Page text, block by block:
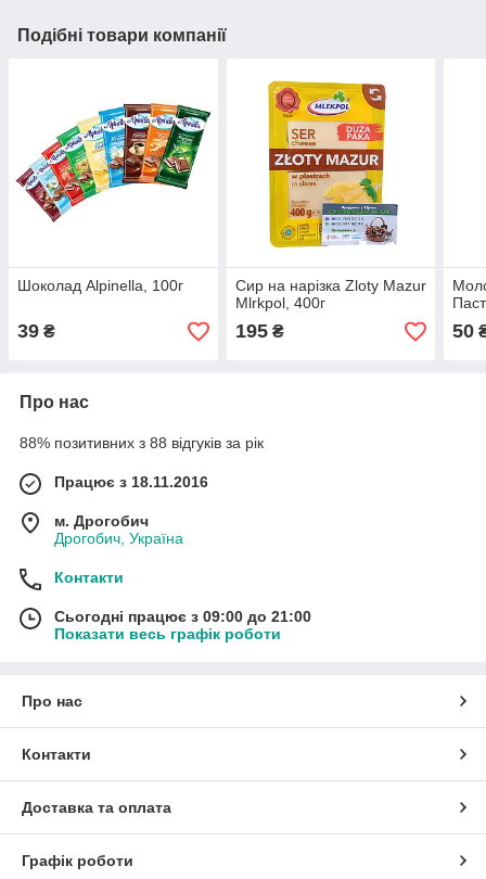
Подібні товари компанії
Шоколад Alpinella, 100г
39 ₴
Сир на нарізка Zloty Mazur
Mlrkpol, 400г
195₴ 50
Про нас
88% позитивних з 88 відгуків за рік
Працює з 18.11.2016
м. Дрогобич
Дрогобич, Україна
Контакти
Сьогодні працює з 09:00 до 21:00
Показати весь графік роботи
Про нас
Контакти
Доставка та оплата
Графік роботи